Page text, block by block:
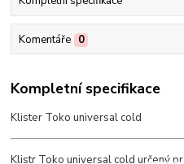
Komentáře 0
Kompletní specifikace
Klister Toko universal cold
Klistr Toko universal cold určený